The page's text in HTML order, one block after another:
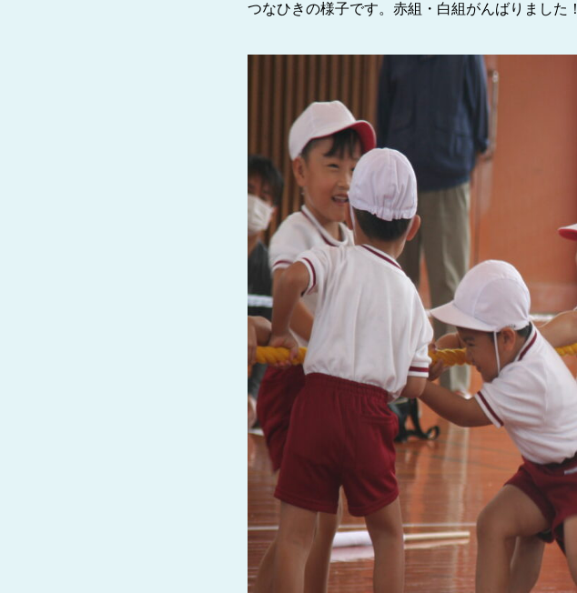
つなひきの様子です。赤組・白組がんばりました！